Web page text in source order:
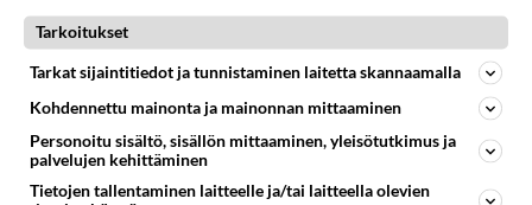
Ensimmäinen tavoittelemani muutos tuli
säätiedotuksiin noin 3-4 kk päästä. Alettiin uudella
tavalla suhtautumaan suihkuvirtauksiin. Monia
muitakin muutoksia on tullut vuosien kuluessa, ja
Tarkoitukset
Tarkat sijaintitiedot ja tunnistaminen laitetta skannaamalla
Kohdennettu mainonta ja mainonnan mittaaminen
Personoitu sisältö, sisällön mittaaminen, yleisötutkimus ja
palvelujen kehittäminen
Tietojen tallentaminen laitteelle ja/tai laitteella olevien